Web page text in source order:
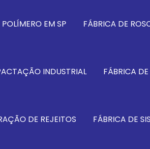
EM SP FÁBRICA DE
INDUSTRIAL FÁBRICA
DE REJEITOS FÁBRICA DE